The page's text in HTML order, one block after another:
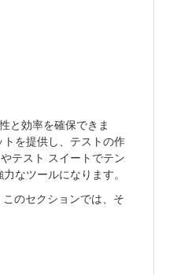
と効率を確保できま
を提供し、テストの作
テスト スイートでテン
なツールになります。
のセクションでは、そ